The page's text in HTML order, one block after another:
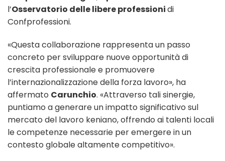
l’Osservatorio delle libere professionidi
Confprofessioni.
«Questa collaborazione rappresenta un passo
concreto per sviluppare nuove opportunità di
crescita professionale e promuovere
l’internazionalizzazione della forza lavoro», ha
affermato Carunchio. «Attraverso tali sinergie,
puntiamo a generare un impatto significativo sul
mercato del lavoro keniano, offrendo ai talenti locali
le competenze necessarie per emergere in un
contesto globale altamente competitivo».